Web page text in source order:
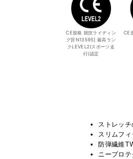
CE規格 競技ライディン
グ[EN13595] 最高ラン
クLEVEL2(スポーツ走
行)認定
CE
ストレッ
スリムフィ
防弾繊維
ニープロ